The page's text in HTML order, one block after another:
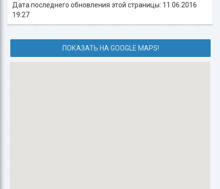
Дата последнего обновления этой страницы: 11.06.2016
19:27
ПОКАЗАТЬ НА GOOGLE MAPS!